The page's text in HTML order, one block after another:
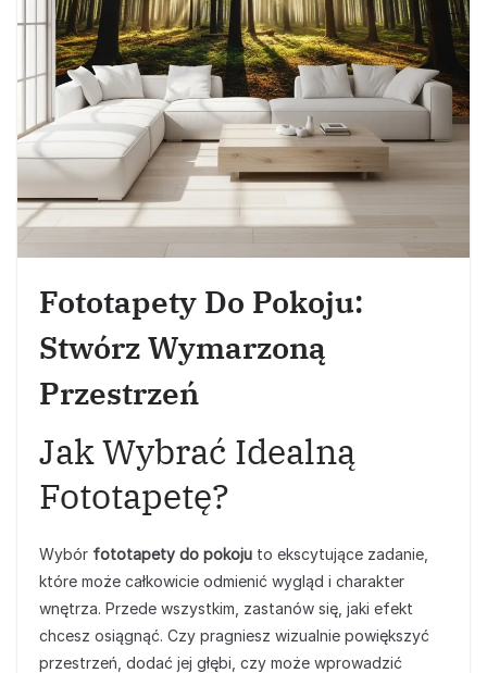
Fototapety Do Pokoju:
Stwórz Wymarzoną
Przestrzeń
Jak Wybrać Idealną
Fototapetę?
Wybór fototapety do pokoju to ekscytujące zadanie,
które może całkowicie odmienić wygląd i charakter
wnętrza. Przede wszystkim, zastanów się, jaki efekt
chcesz osiągnąć. Czy pragniesz wizualnie powiększyć
przestrzeń, dodać jej głębi, czy może wprowadzić